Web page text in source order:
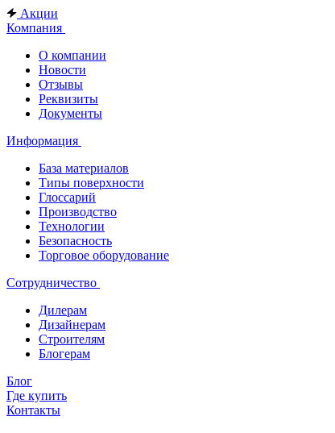
Акции
Компания
О компании
Новости
Отзывы
Реквизиты
Документы
Информация
База материалов
Типы поверхности
Глоссарий
Производство
Технологии
Безопасность
Торговое оборудование
Сотрудничество
Дилерам
Дизайнерам
Строителям
Блогерам
Блог
Где купить
Контакты